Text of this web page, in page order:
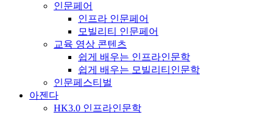
인문페어
인프라 인문페어
모빌리티 인문페어
교육 영상 콘텐츠
쉽게 배우는 인프라인문학
쉽게 배우는 모빌리티인문학
인문페스티벌
아젠다
HK3.0 인프라인문학